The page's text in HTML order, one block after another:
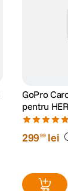
GoPro
pentru
/HERO11
HERO13
29999 lei